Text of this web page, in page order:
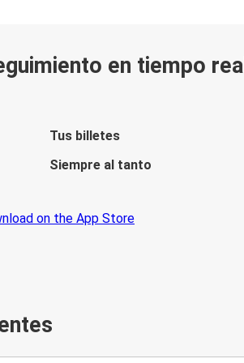
en tiempo real
Tus billetes
Siempre al tanto